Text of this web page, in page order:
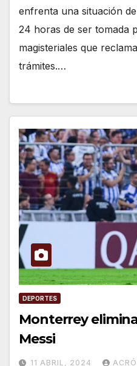
enfrenta una situación
24 horas de ser tomada
magisteriales que
trámites.…
DEPORTES
Monterrey
Messi
11 ABRIL, 2024